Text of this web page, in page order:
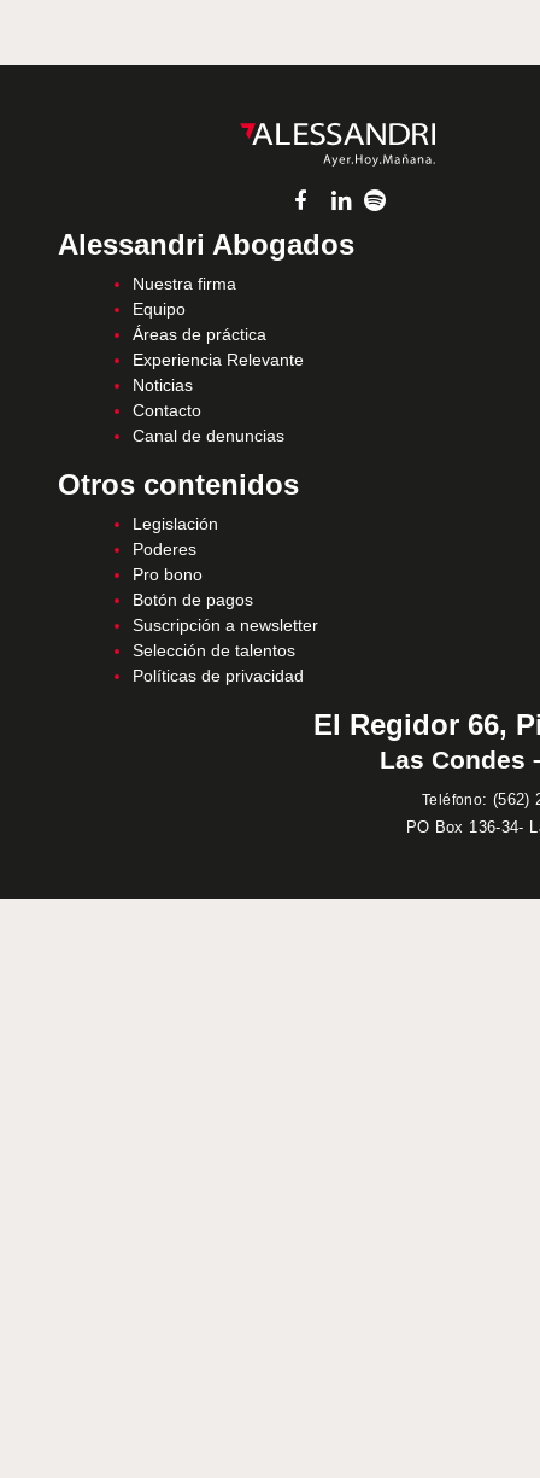
Alessandri Abogados
Nuestra firma
Equipo
Áreas de práctica
Experiencia Relevante
Noticias
Contacto
Canal de denuncias
Otros contenidos
Legislación
Poderes
Pro bono
Botón de pagos
Suscripción a newsletter
Selección de talentos
Políticas de privacidad
El Regidor 66,
Las Condes
Teléfono: (562)
PO Box 136-34-